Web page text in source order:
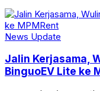
News Update
Jalin Kerjasama,
BinguoEV Lite ke